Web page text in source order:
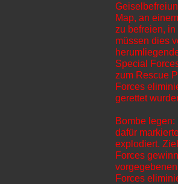
Map, an
zu befreien,
müssen dies
Special
zum Rescue
Forces
gerettet
Bombe
dafür
explodiert.
Forces
Forces